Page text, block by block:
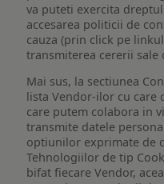
va puteti exercita
accesarea politicii de
cauza (prin click pe
transmiterea cererii sale
Mai sus, la sectiunea
lista Vendor-ilor cu care
care putem colabora in
transmite datele
optiunilor exprimate de
Tehnologiilor de tip
bifat fiecare Vendor,